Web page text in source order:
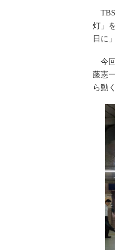
TBS
灯」
日に
今回
藤憲
ら動